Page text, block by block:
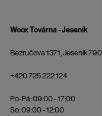
Woox Továrna - Jeseník
Bezručova 1371, Jeseník
+420 725 222 124
Po-Pá: 09:00 - 17:00
So: 09:00 - 12:00